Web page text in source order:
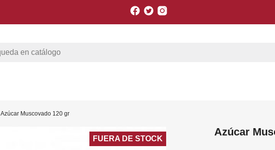
Facebook
Twitter
Azúcar Muscovado 120 gr
FUERA DE STOCK
Azúcar